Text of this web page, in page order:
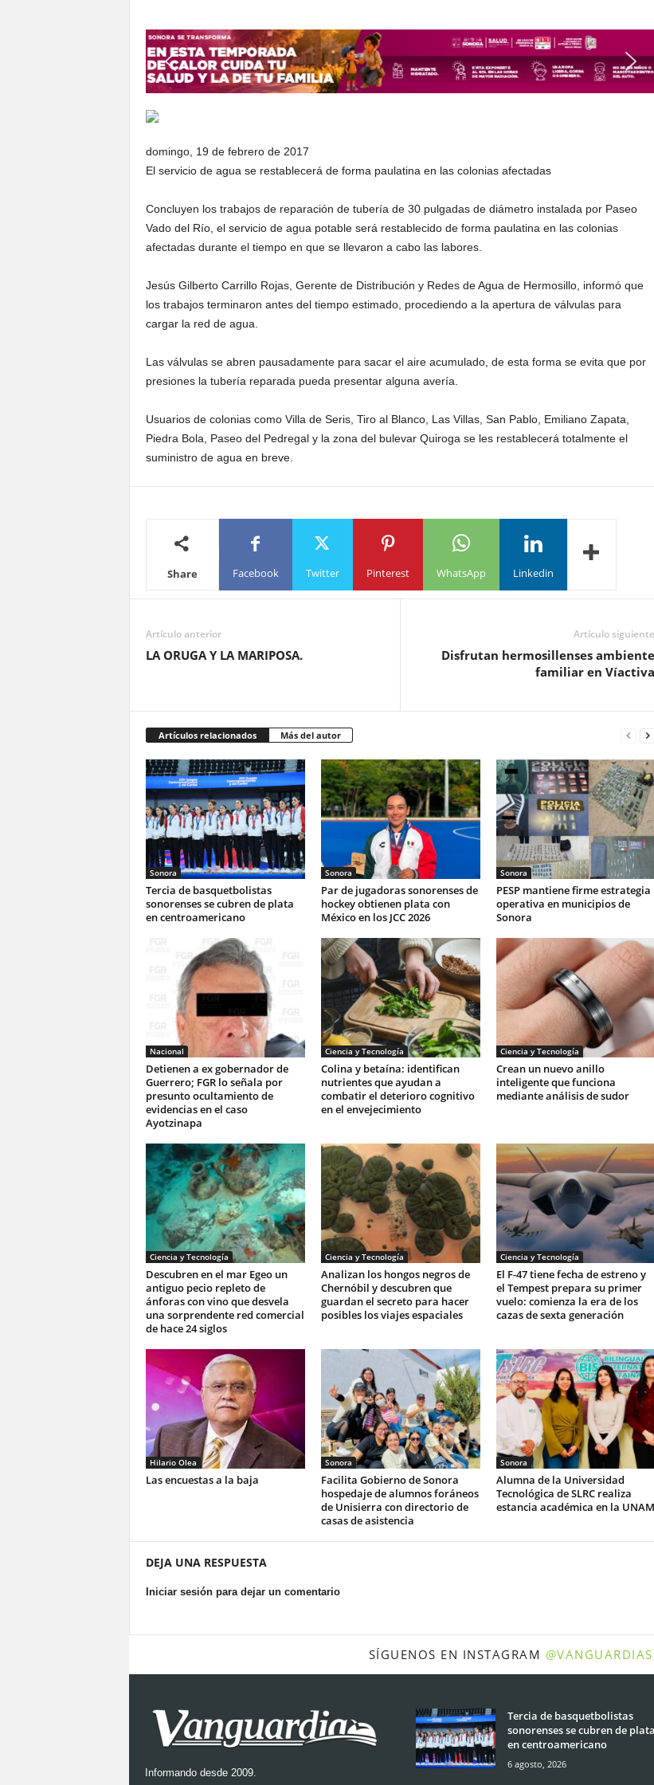
domingo, 19 de febrero de 2017
El servicio de agua se restablecerá de forma paulatina en las colonias afectadas
Concluyen los trabajos de reparación de tubería de 30 pulgadas de diámetro instalada por Paseo
Vado del Río, el servicio de agua potable será restablecido de forma paulatina en las colonias
afectadas durante el tiempo en que se llevaron a cabo las labores.
Jesús Gilberto Carrillo Rojas, Gerente de Distribución y Redes de Agua de Hermosillo, informó que
los trabajos terminaron antes del tiempo estimado, procediendo a la apertura de válvulas para
cargar la red de agua.
Las válvulas se abren pausadamente para sacar el aire acumulado, de esta forma se evita que por
presiones la tubería reparada pueda presentar alguna avería.
Usuarios de colonias como Villa de Seris, Tiro al Blanco, Las Villas, San Pablo, Emiliano Zapata,
Piedra Bola, Paseo del Pedregal y la zona del bulevar Quiroga se les restablecerá totalmente el
suministro de agua en breve.
Share Facebook Twitter Pinterest WhatsApp Linkedin
Artículo anterior
LA ORUGA Y LA MARIPOSA.
Artículo siguiente
Disfrutan hermosillenses ambiente
familiar en Víactiva
Artículos relacionados Más del autor
Sonora
Tercia de basquetbolistas
sonorenses se cubren de plata
en centroamericano
Sonora
Par de jugadoras sonorenses de
hockey obtienen plata con
México en los JCC 2026
Sonora
PESP mantiene firme estrategia
operativa en municipios de
Sonora
Nacional
Detienen a ex gobernador de
Guerrero; FGR lo señala por
presunto ocultamiento de
evidencias en el caso
Ayotzinapa
Ciencia y Tecnología
Colina y betaína: identifican
nutrientes que ayudan a
combatir el deterioro cognitivo
en el envejecimiento
Ciencia y Tecnología
Crean un nuevo anillo
inteligente que funciona
mediante análisis de sudor
Ciencia y Tecnología
Descubren en el mar Egeo un
antiguo pecio repleto de
ánforas con vino que desvela
una sorprendente red comercial
de hace 24 siglos
Ciencia y Tecnología
Analizan los hongos negros de
Chernóbil y descubren que
guardan el secreto para hacer
posibles los viajes espaciales
Ciencia y Tecnología
El F-47 tiene fecha de estreno y
el Tempest prepara su primer
vuelo: comienza la era de los
cazas de sexta generación
Hilario Olea
Las encuestas a la baja
Sonora
Facilita Gobierno de Sonora
hospedaje de alumnos foráneos
de Unisierra con directorio de
casas de asistencia
Sonora
Alumna de la Universidad
Tecnológica de SLRC realiza
estancia académica en la UNAM
DEJA UNA RESPUESTA
Iniciar sesión para dejar un comentario
SÍGUENOS EN INSTAGRAM
Informando desde 2009.
Tercia de basquetbolistas
sonorenses se cubren de plata
en centroamericano
6 agosto, 2026